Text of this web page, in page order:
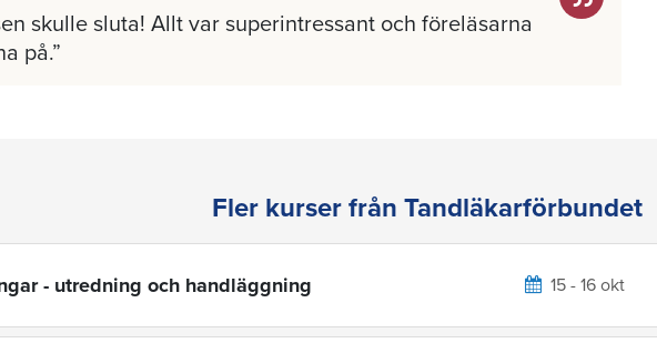
skulle sluta! Allt var superintressant och föreläsarna
på.
Fler kurser från Tandläkarförbundet
- utredning och handläggning 15 - 16 okt